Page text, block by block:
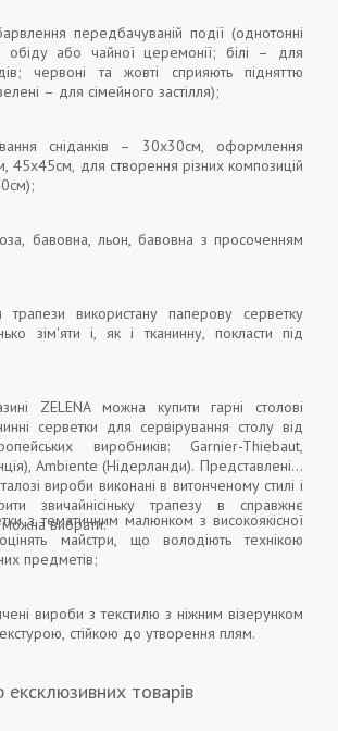
передбачуваній події (однотонні
або чайної церемонії; білі – для
червоні та жовті сприяють підняттю
– для сімейного застілля);
сніданків – 30х30см, оформлення
45х45см, для створення різних композицій
бавовна, льон, бавовна з просоченням
трапези використану паперову серветку
зім'яти і, як і тканинну, покласти під
ZELENA можна купити гарні столові
серветки для сервірування столу від
виробників: Garnier-Thiebaut,
Ambiente (Нідерланди). Представлені в
вироби виконані в витонченому стилі і
звичайнісіньку трапезу в справжнє
вибрати:
з тематичним малюнком з високоякісної
майстри, що володіють технікою
предметів;
вироби з текстилю з ніжним візерунком
стійкою до утворення плям.
ексклюзивних товарів